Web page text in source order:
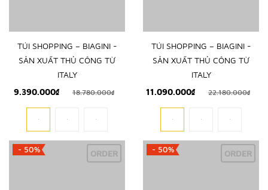
TÚI SHOPPING – BIAGINI -
SẢN XUẤT THỦ CÔNG TỪ
ITALY
9.390.000₫
18.780.000₫
TÚI SHOPPING – BIAGINI -
SẢN XUẤT THỦ CÔNG TỪ
ITALY
11.090.000₫
22.180.000₫
- 50% ORDER - 50% ORDER